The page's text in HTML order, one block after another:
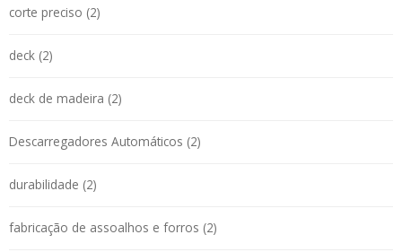
corte preciso (2)
deck (2)
deck de madeira (2)
Descarregadores Automáticos (2)
durabilidade (2)
fabricação de assoalhos e forros (2)